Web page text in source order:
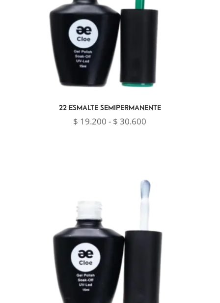
22 ESMALTE SEMIPERMANENTE
$ 19.200 - $ 30.600
hasta
$ 30.600